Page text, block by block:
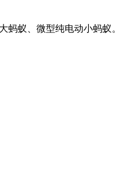
蚂蚁、微型纯电动小蚂蚁。